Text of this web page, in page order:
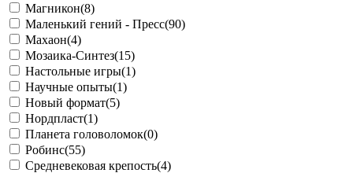
Магникон(8)
Маленький гений - Пресс(90)
Махаон(4)
Мозаика-Синтез(15)
Настольные игры(1)
Научные опыты(1)
Новый формат(5)
Нордпласт(1)
Планета головоломок(0)
Робинс(55)
Средневековая крепость(4)